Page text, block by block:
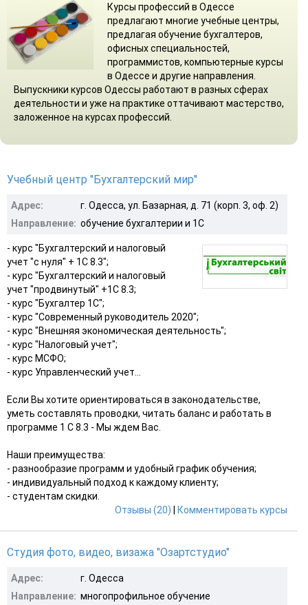
Курсы профессий в Одессе
предлагают многие учебные центры,
предлагая обучение бухгалтеров,
офисных специальностей,
программистов, компьютерные курсы
в Одессе и другие направления.
Выпускники курсов Одессы работают в разных сферах
деятельности и уже на практике оттачивают мастерство,
заложенное на курсах профессий.
Учебный центр "Бухгалтерский мир"
Адрес:
г. Одесса, ул. Базарная, д. 71 (корп. 3, оф. 2)
Направление: обучение бухгалтерии и 1С
- курс "Бухгалтерский и налоговый
учет "с нуля" + 1С 8.3";
- курс "Бухгалтерский и налоговый
учет "продвинутый" +1С 8.3;
- курс "Бухгалтер 1С";
- курс "Современный руководитель 2020";
- курс "Внешняя экономическая деятельность";
- курс "Налоговый учет";
- курс МСФО;
- курс Управленческий учет...
Если Вы хотите ориентироваться в законодательстве,
уметь составлять проводки, читать баланс и работать в
программе 1 С 8.3 - Мы ждем Вас.
Наши преимущества:
- разнообразие программ и удобный график обучения;
- индивидуальный подход к каждому клиенту;
- студентам скидки.
Отзывы (20)
Комментировать курсы
Студия фото, видео, визажа "Озартстудио"
Адрес:
г. Одесса
Направление: многопрофильное обучение